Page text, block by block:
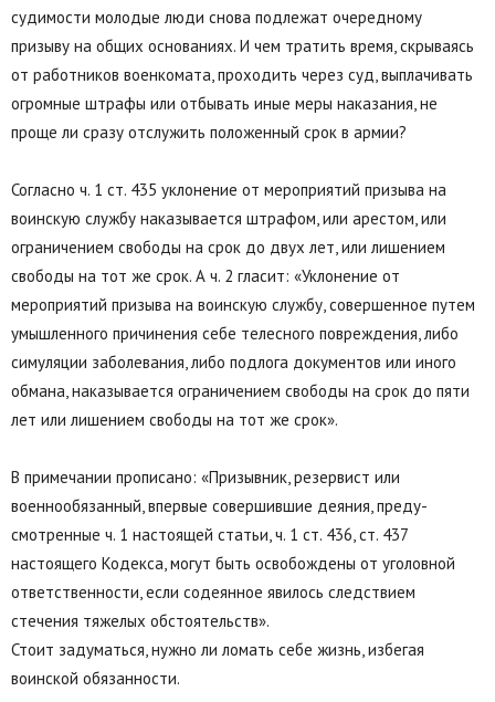
судимости молодые люди снова подлежат очередному
призыву на общих основаниях. И чем тратить время, скрываясь
от работников военкомата, проходить через суд, выплачивать
огромные штрафы или отбывать иные меры наказания, не
проще ли сразу отслужить положенный срок в армии?
Согласно ч. 1 ст. 435 уклонение от мероприятий призыва на
воинскую службу наказывается штрафом, или арестом, или
ограничением свободы на срок до двух лет, или лишением
свободы на тот же срок. А ч. 2 гласит: «Уклонение от
мероприятий призыва на воинскую службу, совершенное путем
умышленного причинения себе телесного повреждения, либо
симуляции заболевания, либо подлога документов или иного
обмана, наказывается ограничением свободы на срок до пяти
лет или лишением свободы на тот же срок».
В примечании прописано: «Призывник, резервист или
военнообязанный, впервые совершившие деяния, преду-
смотренные ч. 1 настоящей статьи, ч. 1 ст. 436, ст. 437
настоящего Кодекса, могут быть освобождены от уголовной
ответственности, если содеянное явилось следствием
стечения тяжелых обстоятельств».
Стоит задуматься, нужно ли ломать себе жизнь, избегая
воинской обязанности.